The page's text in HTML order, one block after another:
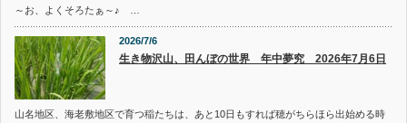
～お、よくそろたぁ～♪ …
2026/7/6
生き物沢山、田んぼの世界 年中夢究 2026年7月6日
山名地区、海老敷地区で育つ稲たちは、あと10日もすれば穂がちらほら出始める時